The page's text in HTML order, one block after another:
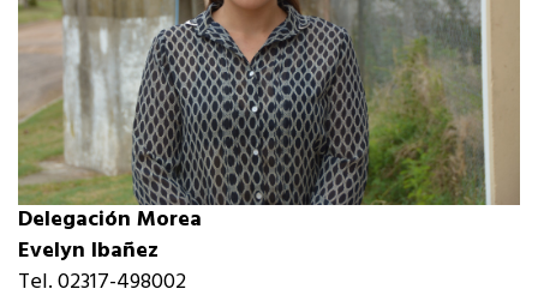
Delegación Morea
Evelyn Ibañez
Tel. 02317-498002